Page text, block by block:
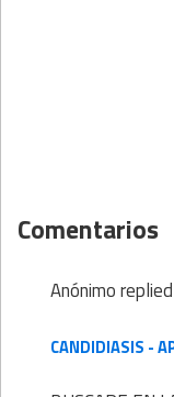
Comentarios
Anónimo
CANDIDIASIS -